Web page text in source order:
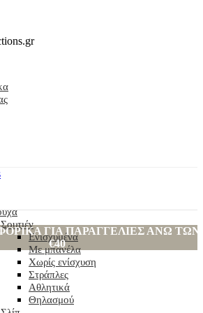
Σουτιέν
Ενισχυμένα
Με μπανέλα
Χωρίς ενίσχυση
Στράπλες
Αθλητικά
Θηλασμού
ΓΙΑ ΠΑΡΑΓΓΕΛΙΕΣ ΑΝΩ ΤΩΝ
€40